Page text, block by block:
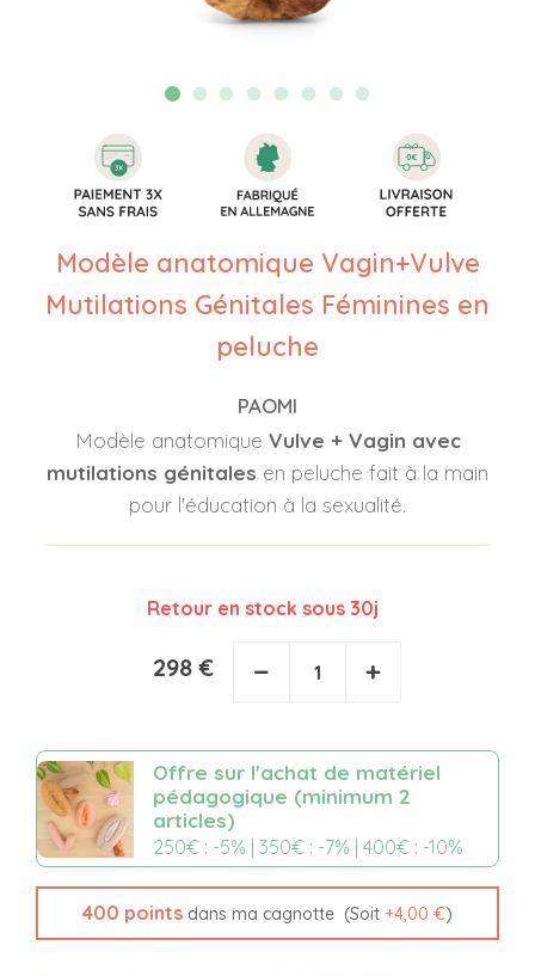
Modèle anatomique Vagin+Vulve
Mutilations Génitales Féminines en
peluche
PAOMI
Modèle anatomique Vulve + Vagin avec
mutilations génitales en peluche fait à la main
pour l'éducation à la sexualité.
Retour en stock sous 30j
298 € − +
Offre sur l'achat de matériel
pédagogique (minimum 2
articles)
250€ : -5% | 350€ : -7% | 400€ : -10%
400 points dans ma cagnotte (Soit +4,00 €)